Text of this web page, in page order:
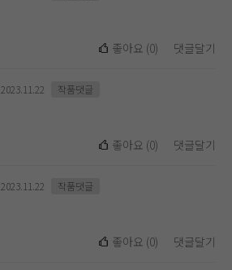
좋아요 (0) 댓글달기
2023.11.22 작품댓글
좋아요 (0) 댓글달기
2023.11.22 작품댓글
좋아요 (0) 댓글달기